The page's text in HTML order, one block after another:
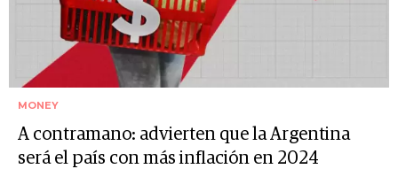
MONEY
A contramano: advierten que la Argentina
será el país con más inflación en 2024